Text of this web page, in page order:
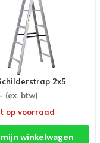
2x5
(ex. btw)
op voorraad
winkelwagen